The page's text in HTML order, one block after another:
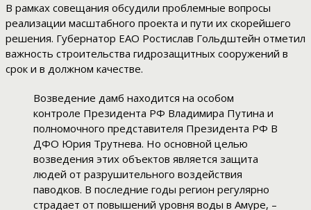
В рамках совещания обсудили проблемные вопросы
реализации масштабного проекта и пути их скорейшего
решения. Губернатор ЕАО Ростислав Гольдштейн отметил
важность строительства гидрозащитных сооружений в
срок и в должном качестве.
Возведение дамб находится на особом
контроле Президента РФ Владимира Путина и
полномочного представителя Президента РФ В
ДФО Юрия Трутнева. Но основной целью
возведения этих объектов является защита
людей от разрушительного воздействия
паводков. В последние годы регион регулярно
страдает от повышений уровня воды в Амуре, –